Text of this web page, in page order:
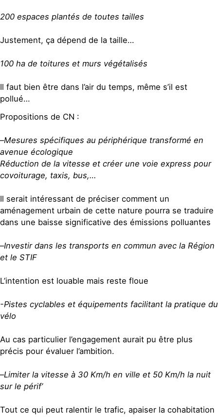
200 espaces plantés de toutes tailles
Justement, ça dépend de la taille…
100 ha de toitures et murs végétalisés
Il faut bien être dans l’air du temps, même s’il est
pollué…
Propositions de CN :
–Mesures spécifiques au périphérique transformé en
avenue écologique
Réduction de la vitesse et créer une voie express pour
covoiturage, taxis, bus,…
Il serait intéressant de préciser comment un
aménagement urbain de cette nature pourra se traduire
dans une baisse significative des émissions polluantes
–Investir dans les transports en commun avec la Région
et le STIF
L’intention est louable mais reste floue
-Pistes cyclables et équipements facilitant la pratique du
vélo
Au cas particulier l’engagement aurait pu être plus
précis pour évaluer l’ambition.
–Limiter la vitesse à 30 Km/h en ville et 50 Km/h la nuit
sur le périf’
Tout ce qui peut ralentir le trafic, apaiser la cohabitation